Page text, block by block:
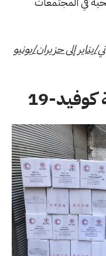
يناير إلى حزيران/يونيو
19